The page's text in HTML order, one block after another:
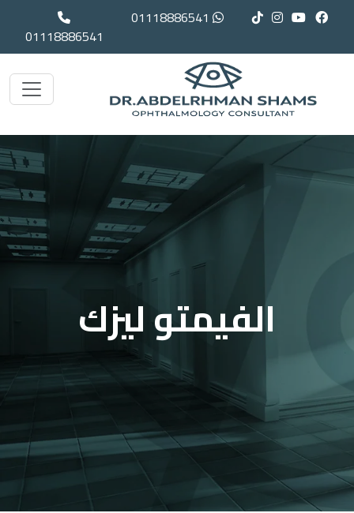
01118886541
الفيمتو ليزك